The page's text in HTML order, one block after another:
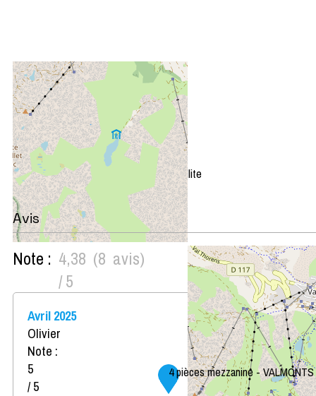
4 pièces mezzanine -
+−
OpenStreetMap
Satellite
Leaflet|©OpenStreetMap
Avis
Note : 4,38
/ 5
(8 avis)
Avril 2025
Olivier
Note :
5
/ 5